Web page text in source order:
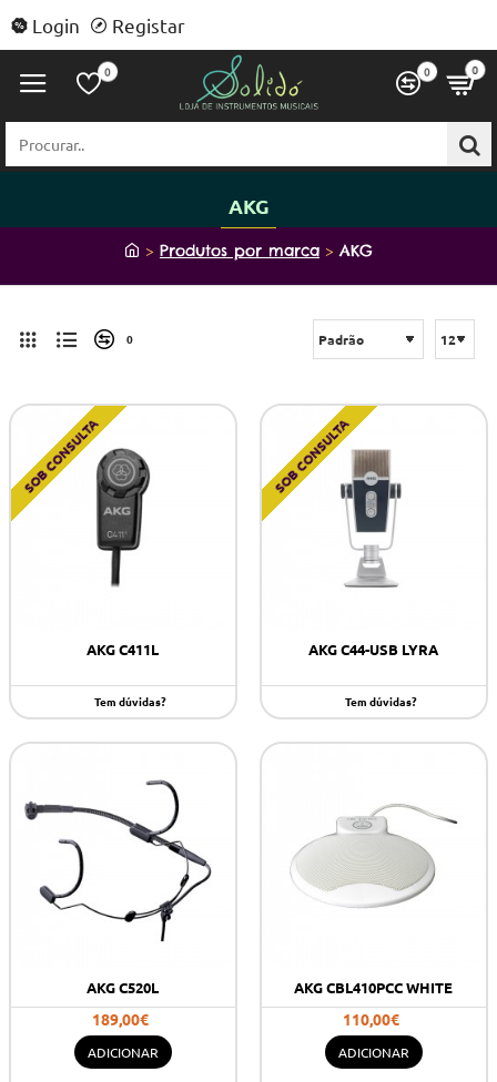
Login Registar
0 0 0
Procurar..
AKG
h
Produtos por marca AKG
0
SOB CONSULTA
AKG C411L
Tem dúvidas?
SOB CONSULTA
AKG C44-USB LYRA
Tem dúvidas?
AKG C520L
189,00€
ADICIONAR
AKG CBL410PCC WHITE
110,00€
ADICIONAR